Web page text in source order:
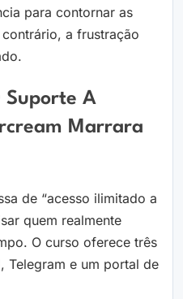
para contornar as
a frustração
Suporte A
Marrara
de “acesso ilimitado a
quem realmente
O curso oferece três
Telegram e um portal de